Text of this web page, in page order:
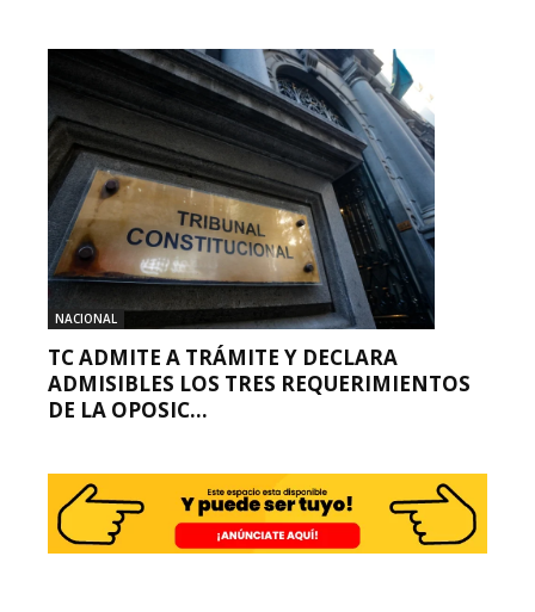
NACIONAL
TC ADMITE A TRÁMITE Y DECLARA
ADMISIBLES LOS TRES REQUERIMIENTOS
DE LA OPOSIC...